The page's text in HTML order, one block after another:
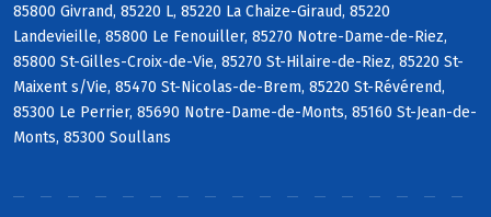
85800 Givrand, 85220 L, 85220 La Chaize-Giraud, 85220
Landevieille, 85800 Le Fenouiller, 85270 Notre-Dame-de-Riez,
85800 St-Gilles-Croix-de-Vie, 85270 St-Hilaire-de-Riez, 85220 St-
Maixent s/Vie, 85470 St-Nicolas-de-Brem, 85220 St-Révérend,
85300 Le Perrier, 85690 Notre-Dame-de-Monts, 85160 St-Jean-de-
Monts, 85300 Soullans